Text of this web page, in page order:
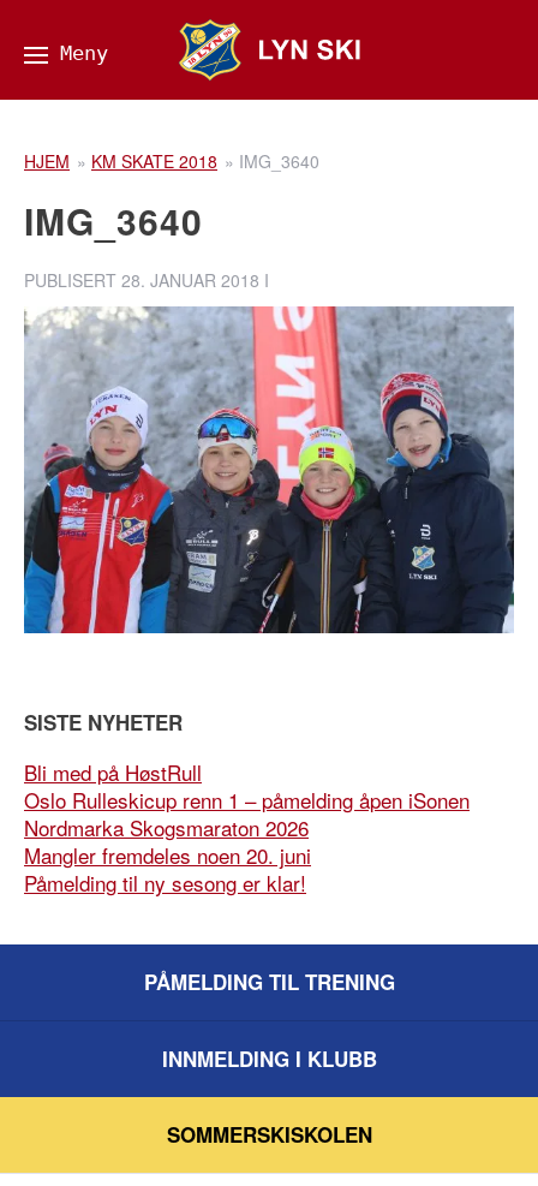
HJEM » KM SKATE 2018 » IMG_3640
IMG_3640
PUBLISERT 28. JANUAR 2018 I
SISTE NYHETER
Bli med på HøstRull
Oslo Rulleskicup renn 1 – påmelding åpen iSonen
Nordmarka Skogsmaraton 2026
Mangler fremdeles noen 20. juni
Påmelding til ny sesong er klar!
PÅMELDING TIL TRENING
INNMELDING I KLUBB
SOMMERSKISKOLEN